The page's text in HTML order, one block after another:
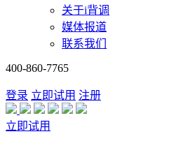
关于i背调
媒体报道
联系我们
400-860-7765
登录 立即试用 注册
立即试用